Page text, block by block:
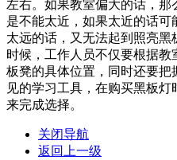
左右。如果教室偏大的话，
是不能太近，如果太近的话
太远的话，又无法起到照亮
时候，工作人员不仅要根据
板凳的具体位置，同时还要把
见的学习工具，在购买黑板
来完成选择。
关闭导航
返回上一级